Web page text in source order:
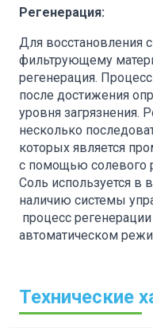
Регенерация:
Для восстановления
фильтрующему
регенерация.
после достижения
уровня загрязнения.
несколько
которых является
с помощью солевого
Соль используется в
наличию системы
процесс
автоматическом
Технические